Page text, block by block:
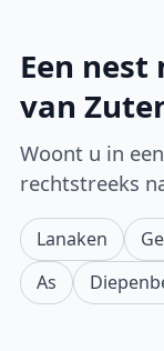
Een
van
Woont u in
rechtstreeks
Lanaken
As